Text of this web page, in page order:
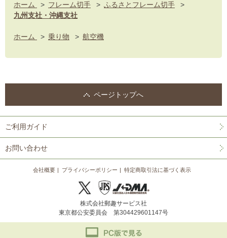
ホーム > フレーム切手 > ふるさとフレーム切手
>
九州支社・沖縄支社
ホーム > 乗り物 > 航空機
ページトップへ
ご利用ガイド
お問い合わせ
会社概要 プライバシーポリシー 特定商取引法に基づく表示
株式会社郵趣サービス社
東京都公安委員会 第304429601147号